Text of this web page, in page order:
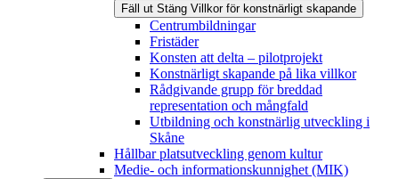
Fäll ut Stäng Villkor för konstnärligt skapande
Centrumbildningar
Fristäder
Konsten att delta – pilotprojekt
Konstnärligt skapande på lika villkor
Rådgivande grupp för breddad
representation och mångfald
Utbildning och konstnärlig utveckling i
Skåne
Hållbar platsutveckling genom kultur
Medie- och informationskunnighet (MIK)